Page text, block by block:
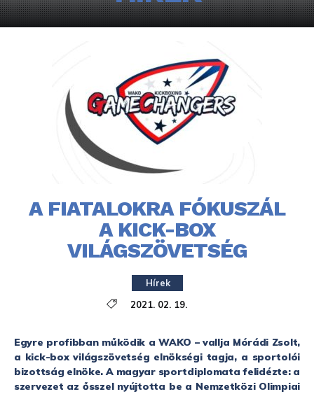
A FIATALOKRA FÓKUSZÁL
A KICK-BOX
VILÁGSZÖVETSÉG
Hírek
2021. 02. 19.
Egyre profibban működik a WAKO – vallja Mórádi Zsolt,
a kick-box világszövetség elnökségi tagja, a sportolói
bizottság elnöke. A magyar sportdiplomata felidézte: a
szervezet az ősszel nyújtotta be a Nemzetközi Olimpiai